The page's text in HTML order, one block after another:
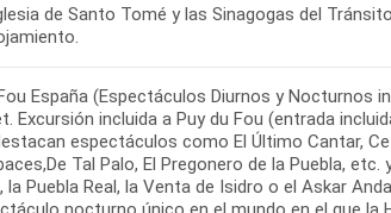
de Santo Tomé y las Sinagogas del
España (Espectáculos Diurnos y Nocturnos
Excursión incluida a Puy du Fou (entrada
espectáculos como El Último Cantar,
Tal Palo, El Pregonero de la Puebla,
la Puebla Real, la Venta de Isidro o el Askar